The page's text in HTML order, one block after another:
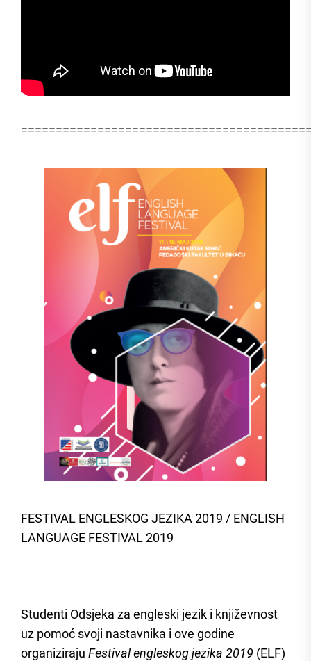
FESTIVAL ENGLESKOG JEZIKA 2019 / ENGLISH
LANGUAGE FESTIVAL 2019
Studenti Odsjeka za engleski jezik i književnost
uz pomoć svoji nastavnika i ove godine
organiziraju Festival engleskog jezika 2019 (ELF)